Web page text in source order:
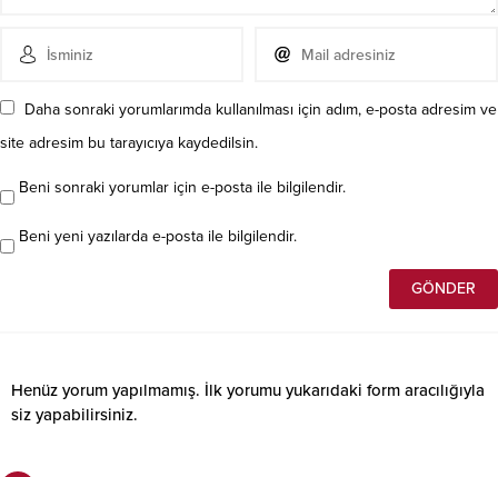
Daha sonraki yorumlarımda kullanılması için adım, e-posta adresim ve
site adresim bu tarayıcıya kaydedilsin.
Beni sonraki yorumlar için e-posta ile bilgilendir.
Beni yeni yazılarda e-posta ile bilgilendir.
Henüz yorum yapılmamış. İlk yorumu yukarıdaki form aracılığıyla
siz yapabilirsiniz.